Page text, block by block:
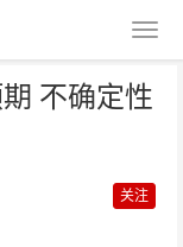
不确定性
关注